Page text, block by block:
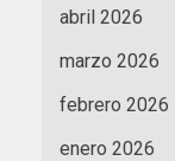
abril 2026
marzo 2026
febrero 2026
enero 2026